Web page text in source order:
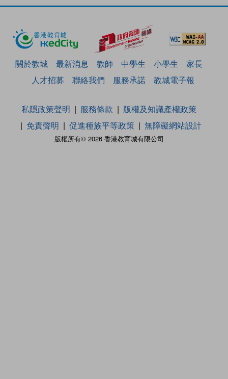
關於教城 最新消息 教師 中學生 小學生
家長
人才招募
聯絡我們 服務承諾 教城電子報
版權所有© 2026 香港教育城有限公司
私隱政策聲明 服務條款
版權及知識產權政策
免責聲明
促進種族平等政策 無障礙網站設計